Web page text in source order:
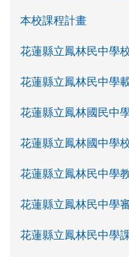
本校課程計畫
花蓮縣立鳳林民中學
花蓮縣立鳳林民中學
花蓮縣立鳳林國民中
花蓮縣立鳳林國中學
花蓮縣立鳳林民中學
花蓮縣立鳳林民中學
花蓮縣立鳳林民中學